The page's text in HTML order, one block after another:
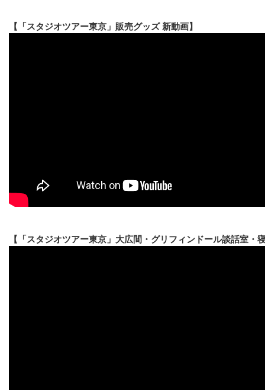
【「スタジオツアー東京」販売グッズ 新動画】
【「スタジオツアー東京」大広間・グリフィンドール談話室